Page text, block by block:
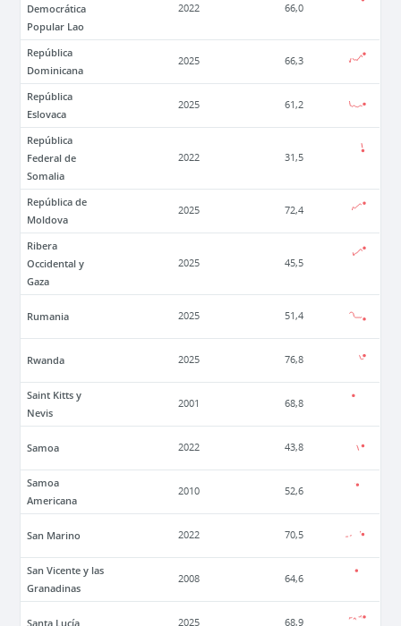
Democrática
Popular Lao
2022 66,0
República
Dominicana
2025 66,3
República
Eslovaca
2025 61,2
República
Federal de
Somalia
2022 31,5
República de
Moldova
2025 72,4
Ribera
Occidental y
Gaza
2025 45,5
Rumania 2025 51,4
Rwanda 2025 76,8
Saint Kitts y
Nevis
2001 68,8
Samoa 2022 43,8
Samoa
Americana
2010 52,6
San Marino 2022 70,5
San Vicente y las
Granadinas
2008 64,6
Santa Lucía 2025 68,9